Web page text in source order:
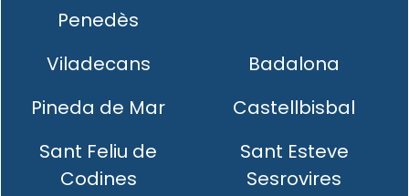
Penedès
Viladecans
Badalona
Pineda de Mar
Castellbisbal
Sant Feliu de
Codines
Sant Esteve
Sesrovires